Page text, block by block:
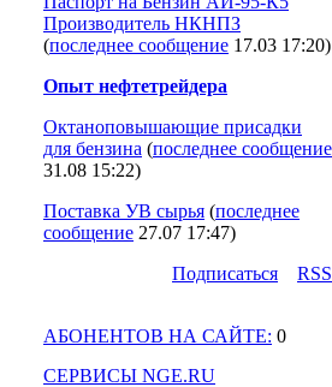
Производитель НКНПЗ
(последнее сообщение 17.03 17:20)
Опыт нефтетрейдера
Октаноповышающие присадки
для бензина (последнее сообщение
31.08 15:22)
Поставка УВ сырья (последнее
сообщение 27.07 17:47)
Подпиcаться
RSS
АБОНЕНТОВ НА САЙТЕ: 0
СЕРВИСЫ NGE.RU